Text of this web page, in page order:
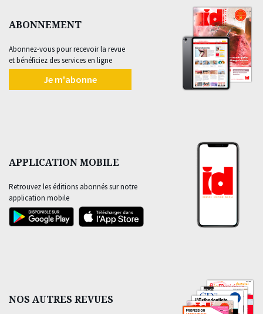
ABONNEMENT
Abonnez-vous pour recevoir la revue
et bénéficiez des services en ligne
Je m'abonne
APPLICATION MOBILE
Retrouvez les éditions abonnés sur notre
application mobile
NOS AUTRES REVUES